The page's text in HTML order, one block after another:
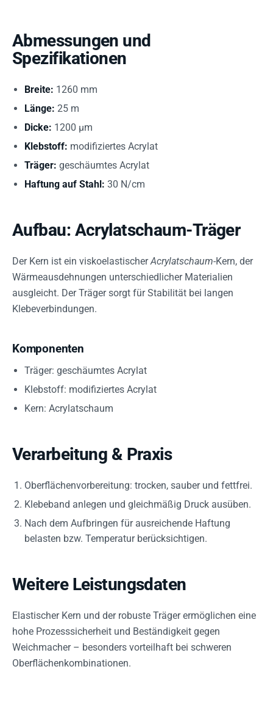
Abmessungen und
Spezifikationen
Breite: 1260 mm
Länge: 25 m
Dicke: 1200 µm
Klebstoff: modifiziertes Acrylat
Träger: geschäumtes Acrylat
Haftung auf Stahl: 30 N/cm
Aufbau: Acrylatschaum-Träger
Der Kern ist ein viskoelastischerAcrylatschaum-Kern, der
Wärmeausdehnungen unterschiedlicher Materialien
ausgleicht. Der Träger sorgt für Stabilität bei langen
Klebeverbindungen.
Komponenten
Träger: geschäumtes Acrylat
Klebstoff: modifiziertes Acrylat
Kern: Acrylatschaum
Verarbeitung & Praxis
Oberflächenvorbereitung: trocken, sauber und fettfrei.
Klebeband anlegen und gleichmäßig Druck ausüben.
Nach dem Aufbringen für ausreichende Haftung
belasten bzw. Temperatur berücksichtigen.
Weitere Leistungsdaten
Elastischer Kern und der robuste Träger ermöglichen eine
hohe Prozesssicherheit und Beständigkeit gegen
Weichmacher – besonders vorteilhaft bei schweren
Oberflächenkombinationen.